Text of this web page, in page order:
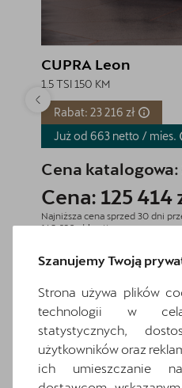
CUPRA Leon
1.5 TSI 150 KM
Rabat: 23 216 zł
Już od 663 netto / mies.
Cena katalogowa:
Cena: 125 414
Najniższa cena sprzed 30 dni
148 630 złbrutto
Zapytaj o
Pokaż
Wróć
Szanujemy Twoją
Strona używa plików
technologii w
statystycznych,
użytkowników oraz
ich umieszczanie